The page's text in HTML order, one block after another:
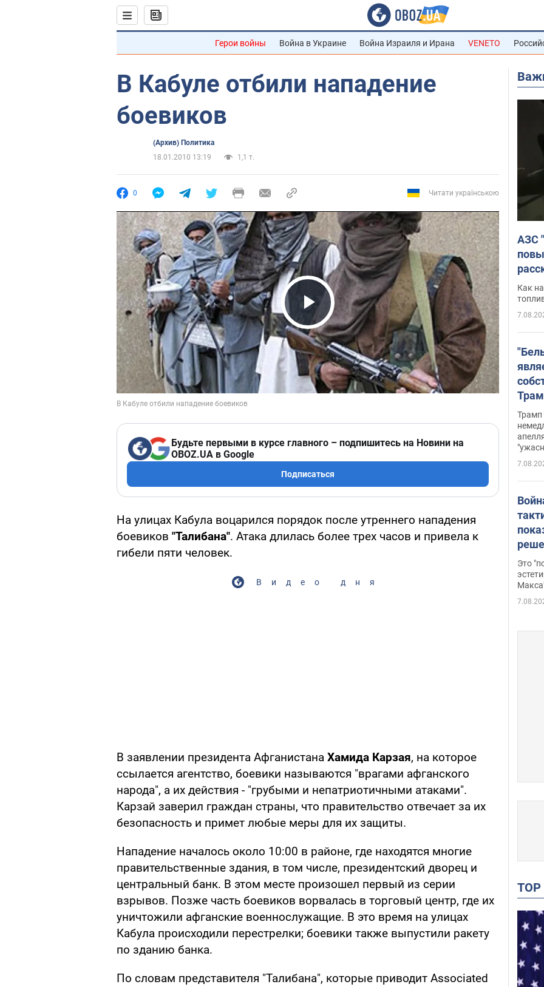
Герои войны Война в Украине Война Израиля и Ирана VENETO
В Кабуле отбили нападение
боевиков
(Архив) Политика
18.01.2010 13:19
1,1 т.
0 Читати українською
Play Video
Будьте первыми в курсе главного – подпишитесь на Новини на
OBOZ.UA в Google
Подписаться
На улицах Кабула воцарился порядок после утреннего нападения
боевиков "Талибана". Атака длилась более трех часов и привела к
гибели пяти человек.
Видео дня
В заявлении президента Афганистана Хамида Карзая, на которое
ссылается агентство, боевики называются "врагами афганского
народа", а их действия - "грубыми и непатриотичными атаками".
Карзай заверил граждан страны, что правительство отвечает за их
безопасность и примет любые меры для их защиты.
Нападение началось около 10:00 в районе, где находятся многие
правительственные здания, в том числе, президентский дворец и
центральный банк. В этом месте произошел первый из серии
взрывов. Позже часть боевиков ворвалась в торговый центр, где их
уничтожили афганские военнослужащие. В это время на улицах
Кабула происходили перестрелки; боевики также выпустили ракету
по зданию банка.
По словам представителя "Талибана", которые приводит Associated
АЗС
Как
Трамп
Это